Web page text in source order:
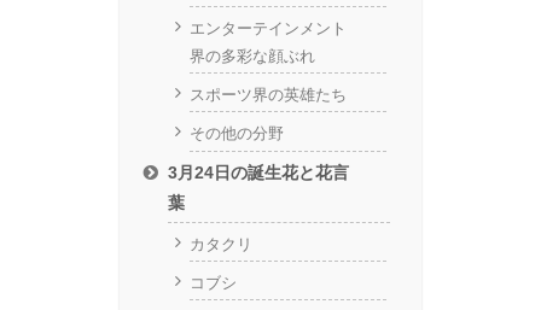
エンターテインメント
界の多彩な顔ぶれ
スポーツ界の英雄たち
その他の分野
3月24日の誕生花と花言
葉
カタクリ
コブシ